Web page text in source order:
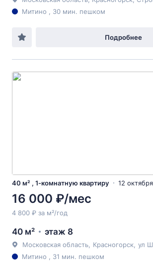
Митино , 30 мин. пешком
Подробнее
40 м² , 1-комнатную квартиру 12
16 000 ₽/мес
4 800 ₽ за м²/год
40 м² этаж 8
Московская область Красногорск ул
Митино , 31 мин. пешком